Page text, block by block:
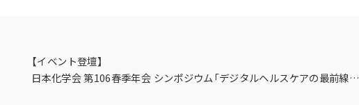
【イベント登壇】
日本化学会 第106春季年会 シンポジウム「デジタルヘルスケアの最前線」に